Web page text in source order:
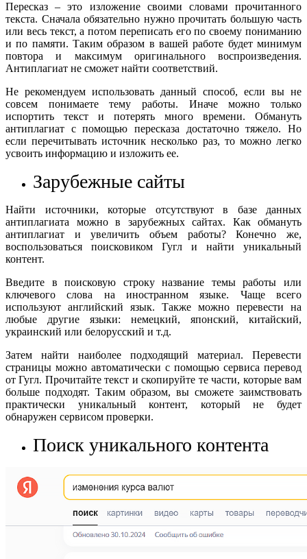
Пересказ – это изложение своими словами прочитанного
текста. Сначала обязательно нужно прочитать большую часть
или весь текст, а потом переписать его по своему пониманию
и по памяти. Таким образом в вашей работе будет минимум
повтора и максимум оригинального воспроизведения.
Антиплагиат не сможет найти соответствий.
Не рекомендуем использовать данный способ, если вы не
совсем понимаете тему работы. Иначе можно только
испортить текст и потерять много времени. Обмануть
антиплагиат с помощью пересказа достаточно тяжело. Но
если перечитывать источник несколько раз, то можно легко
усвоить информацию и изложить ее.
Зарубежные сайты
Найти источники, которые отсутствуют в базе данных
антиплагиата можно в зарубежных сайтах. Как обмануть
антиплагиат и увеличить объем работы? Конечно же,
воспользоваться поисковиком Гугл и найти уникальный
контент.
Введите в поисковую строку название темы работы или
ключевого слова на иностранном языке. Чаще всего
используют английский язык. Также можно перевести на
любые другие языки: немецкий, японский, китайский,
украинский или белорусский и т.д.
Затем найти наиболее подходящий материал. Перевести
страницы можно автоматически с помощью сервиса перевод
от Гугл. Прочитайте текст и скопируйте те части, которые вам
больше подходят. Таким образом, вы сможете заимствовать
практически уникальный контент, который не будет
обнаружен сервисом проверки.
Поиск уникального контента